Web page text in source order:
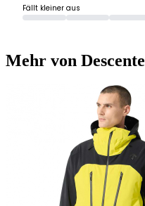
Fällt kleiner aus
Mehr von Descente